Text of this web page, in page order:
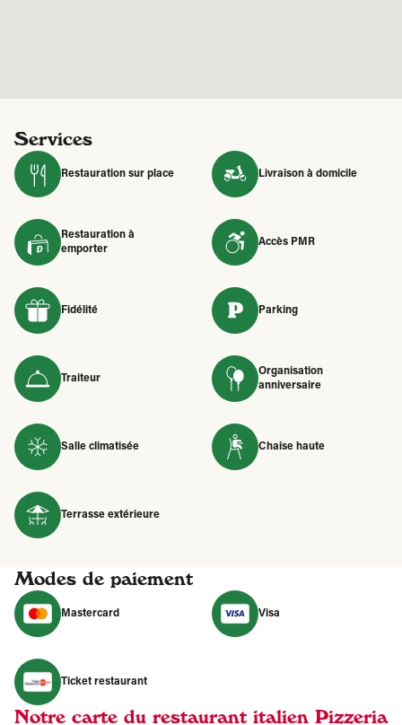
Services
Restauration sur place Livraison à domicile
Restauration à
emporter
Accès PMR
Fidélité Parking
Traiteur
Organisation
anniversaire
Salle climatisée Chaise haute
Terrasse extérieure
Modes de paiement
Mastercard Visa
Ticket restaurant
Notre carte du restaurant italien Pizzeria